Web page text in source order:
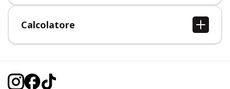
Centro assistenza
Calcolatore
Calcolo BMI (IMC)
Calcolo peso ideale
Calcolo calorie bruciate